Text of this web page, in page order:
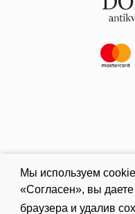
Мы используем
«Согласен», вы
браузера и удалив